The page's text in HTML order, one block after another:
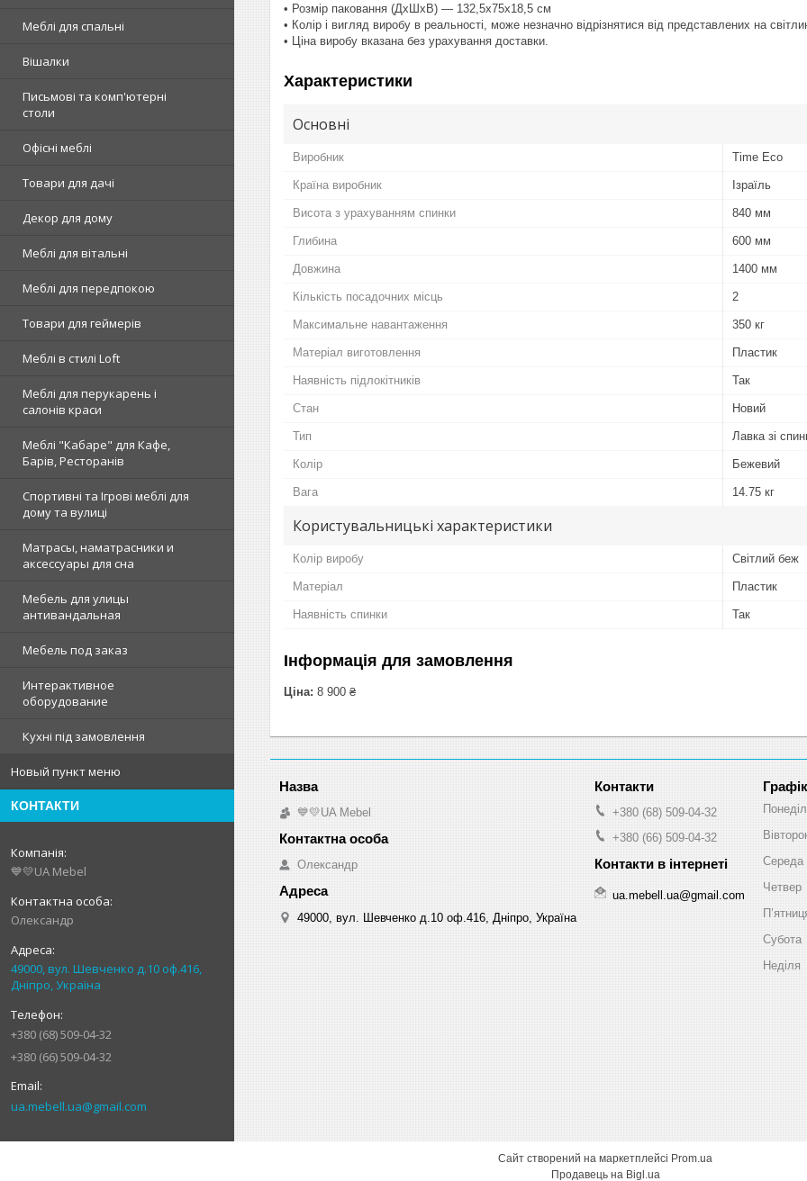
Меблі для спальні
Вішалки
Письмові та комп'ютерні
столи
Офісні меблі
Товари для дачі
Декор для дому
Меблі для вітальні
Меблі для передпокою
Товари для геймерів
Меблі в стилі Loft
Меблі для перукарень і
салонів краси
Меблі "Кабаре" для Кафе,
Барів, Ресторанів
Спортивні та Ігрові меблі для
дому та вулиці
Матрасы, наматрасники и
аксессуары для сна
Мебель для улицы
антивандальная
Мебель под заказ
Интерактивное
оборудование
Кухні під замовлення
Новый пункт меню
КОНТАКТИ
💙💛UA Mebel
Олександр
49000, вул. Шевченко д.10 оф.416,
Дніпро, Україна
+380 (68) 509-04-32
+380 (66) 509-04-32
ua.mebell.ua@gmail.com
• Розмір паковання (ДхШхВ) — 132,5х75х18,5 см
• Колір і вигляд виробу в реальності, може незначно відрізнятися від представлених на
• Ціна виробу вказана без урахування доставки.
Характеристики
Основні
Виробник Time Eco
Країна виробник Ізраїль
Висота з урахуванням спинки 840 мм
Глибина 600 мм
Довжина 1400 мм
Кількість посадочних місць 2
Максимальне навантаження 350 кг
Матеріал виготовлення Пластик
Наявність підлокітників Так
Стан Новий
Тип Лавка зі
Колір Бежевий
Вага 14.75 кг
Користувальницькі характеристики
Колір виробу Світлий беж
Матеріал Пластик
Наявність спинки Так
Інформація для замовлення
Ціна: 8 900 ₴
💙💛UA Mebel
Олександр
49000, вул. Шевченко д.10 оф.416, Дніпро, Україна
+380 (68) 509-04-32
+380 (66) 509-04-32
ua.mebell.ua@gmail.com
Середа
Четвер
Субота
Неділя
Сайт створений на маркетплейсі Prom.ua
Продавець на Bigl.ua